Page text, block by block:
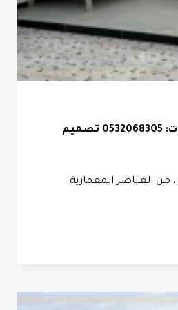
حداد برجولات الرياض ت: 0532068305 تصميم
من العناصر المعمارية